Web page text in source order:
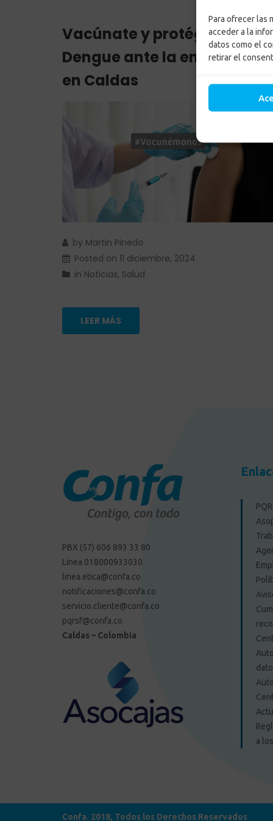
Para ofrecer las
acceder a la
datos como el
retirar el
Vacúnate y protégete del
Dengue ante la emergencia
en Caldas
by Martin Pineda
Posted on 11 diciembre, 2024
in Noticias, Salud
LEER MÁS
PBX (57) 606 893 33 80
Línea 018000933030
linea.etica@confa.co
notificaciones@confa.co
servicio.cliente@confa.co
pqrsf@confa.co
Caldas – Colombia
a
Confa. 2018, Todos los Derechos Reservados